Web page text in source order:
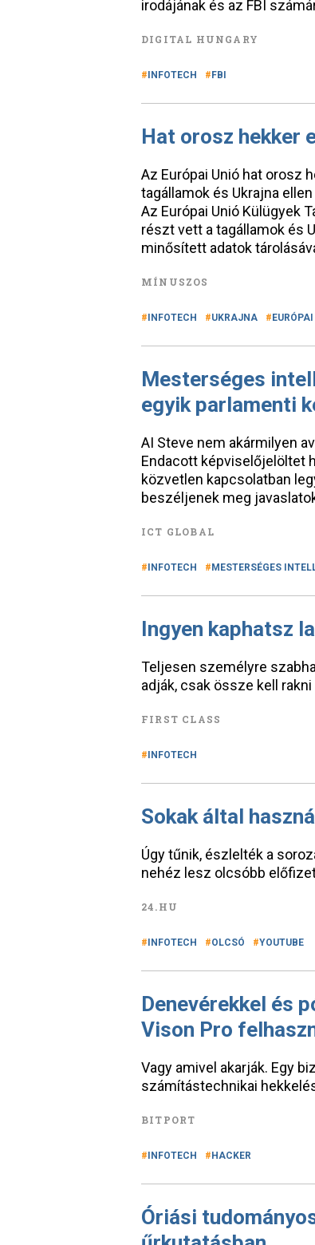
irodájának és az FBI
DIGITAL HUNGARY
INFOTECH FBI
Hat orosz hekker
Az Európai Unió hat orosz
tagállamok és Ukrajna
Az Európai Unió Külügyek
részt vett a tagállamok és
minősített adatok
MÍNUSZOS
INFOTECH UKRAJNA
Mesterséges
egyik parlamenti
AI Steve nem akármilyen
Endacott képviselőjelöltet
közvetlen kapcsolatban
beszéljenek meg
ICT GLOBAL
INFOTECH MESTERSÉGES
Ingyen kaphatsz
Teljesen személyre
adják, csak össze kell
FIRST CLASS
INFOTECH
Sokak által
Úgy tűnik, észlelték a
nehéz lesz olcsóbb
24.HU
INFOTECH OLCSÓ YOUTUBE
Denevérekkel és
Vison Pro
Vagy amivel akarják. Egy
számítástechnikai
BITPORT
INFOTECH HACKER
Óriási